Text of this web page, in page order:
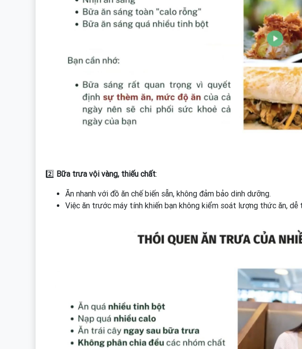
2️⃣ Bữa trưa vội vàng, thiếu chất:
Ăn nhanh với đồ ăn chế biến sẵn, không đảm bảo dinh dưỡng.
Việc ăn trước máy tính khiến bạn không kiểm soát lượng thức ăn,